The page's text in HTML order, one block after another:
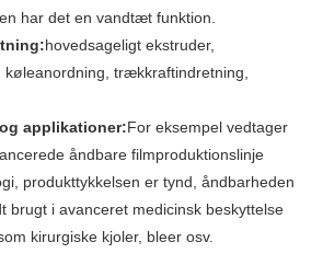
har det en vandtæt funktion.
hovedsageligt ekstruder,
trækkraftindretning,
applikationer:For eksempel vedtager
åndbare filmproduktionslinje
produkttykkelsen er tynd, åndbarheden
brugt i avanceret medicinsk beskyttelse
kirurgiske kjoler, bleer osv.